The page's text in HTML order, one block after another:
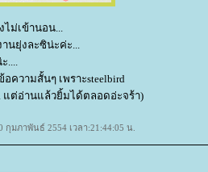
ม่เข้านอน...
นยุ่งละซิน่ะค่ะ...
ความสั้นๆ เพราะsteelbird
แต่อ่านแล้วยิ้มได้ตลอดอ่ะจร้า)
กุมภาพันธ์ 2554 เวลา:21:44:05 น.